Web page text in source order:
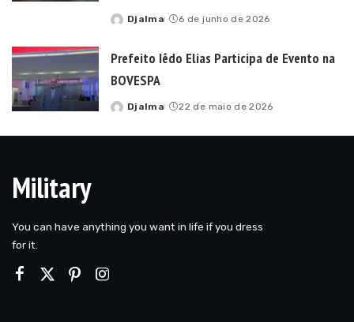
Posted
Djalma 6 de junho de 2026
Prefeito Iêdo Elias Participa de Evento na
BOVESPA
Posted
Djalma 22 de maio de 2026
Military
You can have anything you want in life if you dress
for it.